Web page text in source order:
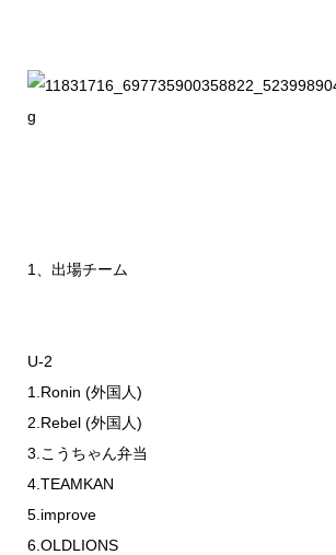
1、出場チーム
U-2
1.Ronin (外国人)
2.Rebel (外国人)
3.こうちゃん弁当
4.TEAMKAN
5.improve
6.OLDLIONS